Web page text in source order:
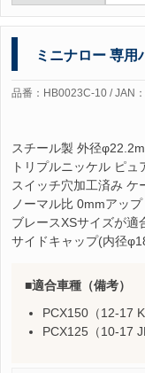
ミニナロー 専用
品番：HB0023C-10 / JAN
スチール製 外径
トリプルニッケル ピ
スイッチ穴加工済み ケ
ノーマル比 0mmアッ
ブレースXSサイズが適
サイドキャップ(内径
適合車種（備考）
PCX150（12-17
PCX125（10-17